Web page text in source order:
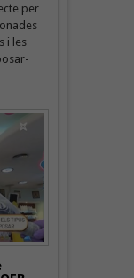
per
i les